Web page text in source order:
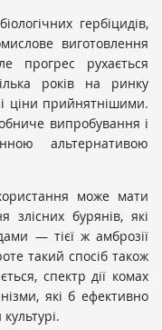
гербіцидів,
виготовлення
прогрес рухається
років на ринку
і ціни прийнятнішими.
випробування і
альтернативою
може мати
бурянів, які
— тієї ж амброзії
такий спосіб також
спектр дії комах
які б ефективно